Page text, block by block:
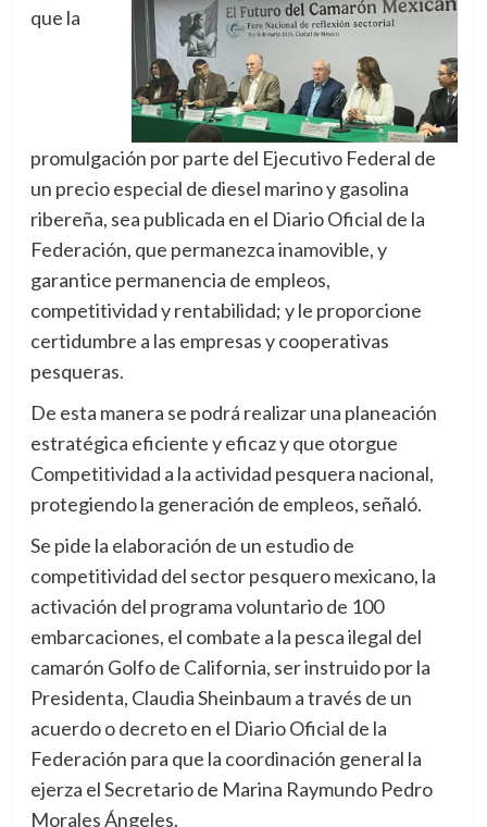
que la
promulgación por parte del Ejecutivo Federal de
un precio especial de diesel marino y gasolina
ribereña, sea publicada en el Diario Oficial de la
Federación, que permanezca inamovible, y
garantice permanencia de empleos,
competitividad y rentabilidad; y le proporcione
certidumbre a las empresas y cooperativas
pesqueras.
De esta manera se podrá realizar una planeación
estratégica eficiente y eficaz y que otorgue
Competitividad a la actividad pesquera nacional,
protegiendo la generación de empleos, señaló.
Se pide la elaboración de un estudio de
competitividad del sector pesquero mexicano, la
activación del programa voluntario de 100
embarcaciones, el combate a la pesca ilegal del
camarón Golfo de California, ser instruido por la
Presidenta, Claudia Sheinbaum a través de un
acuerdo o decreto en el Diario Oficial de la
Federación para que la coordinación general la
ejerza el Secretario de Marina Raymundo Pedro
Morales Ángeles.